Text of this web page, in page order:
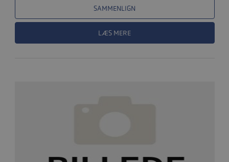
SAMMENLIGN
LÆS MERE